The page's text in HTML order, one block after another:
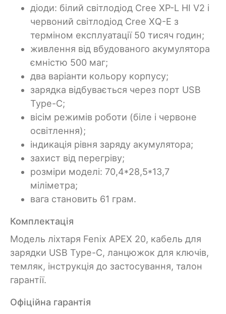
діоди: білий світлодіод Cree XP-L HI V2 і
червоний світлодіод Cree XQ-E з
терміном експлуатації 50 тисяч годин;
живлення від вбудованого акумулятора
ємністю 500 маг;
два варіанти кольору корпусу;
зарядка відбувається через порт USB
Type-C;
вісім режимів роботи (біле і червоне
освітлення);
індикація рівня заряду акумулятора;
захист від перегріву;
розміри моделі: 70,4*28,5*13,7
міліметра;
вага становить 61 грам.
Комплектація
Модель ліхтаря Fenix APEX 20, кабель для
зарядки USB Type-C, ланцюжок для ключів,
темляк, інструкція до застосування, талон
гарантії.
Офіційна гарантія